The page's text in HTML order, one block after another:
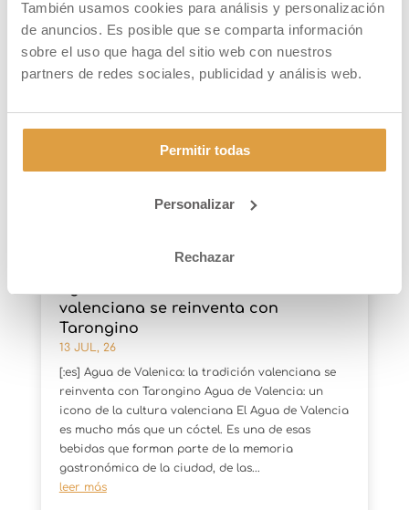
También usamos cookies para análisis y personalización
de anuncios. Es posible que se comparta información
sobre el uso que haga del sitio web con nuestros
partners de redes sociales, publicidad y análisis web.
Permitir todas
Personalizar
Rechazar
PUBLICACIONES RELACIONADAS
valenciana se reinventa con
Tarongino
13 JUL, 26
[:es] Agua de Valenica: la tradición valenciana se
reinventa con Tarongino Agua de Valencia: un
icono de la cultura valenciana El Agua de Valencia
es mucho más que un cóctel. Es una de esas
bebidas que forman parte de la memoria
gastronómica de la ciudad, de las...
leer más